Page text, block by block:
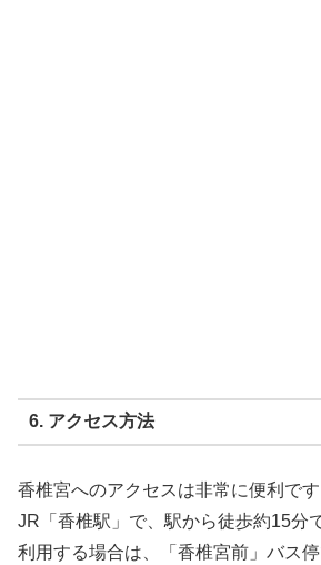
6. アクセス方法
香椎宮へのアクセスは非常に便利で
JR「香椎駅」で、駅から徒歩約15分
利用する場合は、「香椎宮前」バス